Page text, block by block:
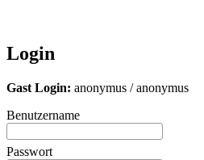
Login
Gast Login: anonymus / anonymus
Benutzername
Passwort